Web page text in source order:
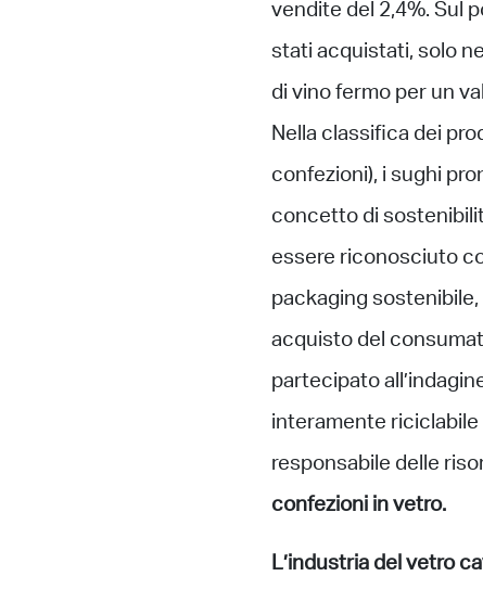
vendite del 2,4%. Sul
stati acquistati, solo
di vino fermo per un
Nella classifica dei
confezioni), i sughi
concetto di
essere riconosciuto
packaging
acquisto del
partecipato
interamente riciclabile
responsabile delle
confezioni in vetro.
L’industria del vetro